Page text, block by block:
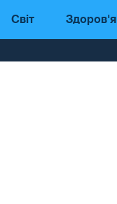
Світ Здоров'я